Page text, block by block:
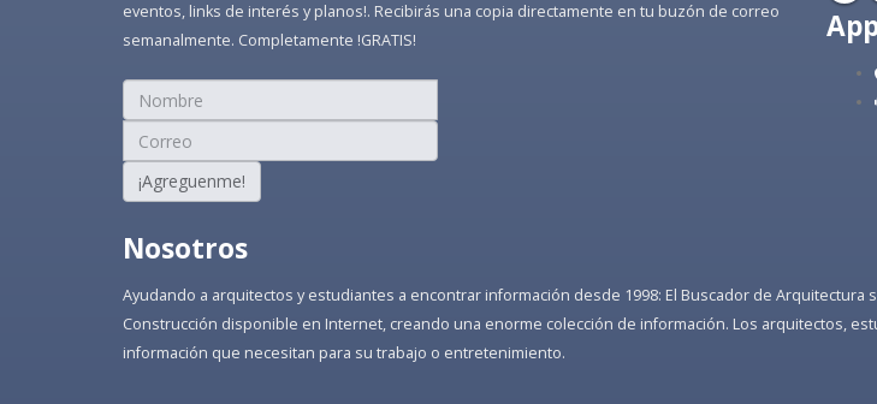
eventos, links de interés y planos!. Recibirás una copia directamente en tu buzón de correo
semanalmente. Completamente !GRATIS!
¡Agreguenme!
Nosotros
Ayudando a arquitectos y estudiantes a encontrar información desde 1998: El Buscador de
Construcción disponible en Internet, creando una enorme colección de información. Los arquitectos,
información que necesitan para su trabajo o entretenimiento.